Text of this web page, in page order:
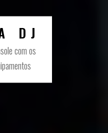
para
studio